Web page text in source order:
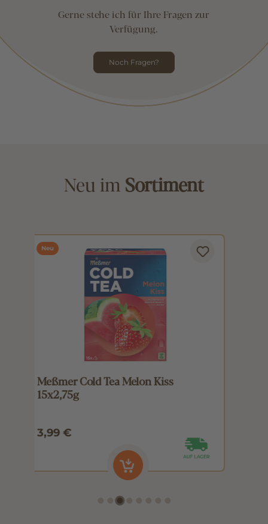
Gerne stehe ich für Ihre Fragen zur
Verfügung.
Noch Fragen?
Neu im Sortiment
Neu
Meßmer Cold Tea Apple Splash
15x2,75g
3,99 €